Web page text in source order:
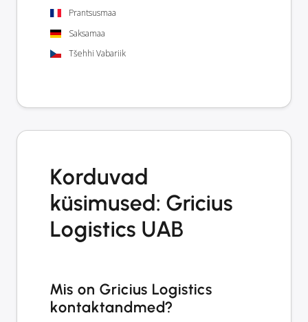
Prantsusmaa
Saksamaa
Tšehhi Vabariik
Korduvad
küsimused: Gricius
Logistics UAB
Mis on Gricius Logistics
kontaktandmed?